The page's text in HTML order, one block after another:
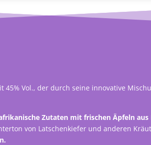
45% Vol., der durch seine innovative
Zutaten mit frischen Äpfeln
von Latschenkiefer und anderen